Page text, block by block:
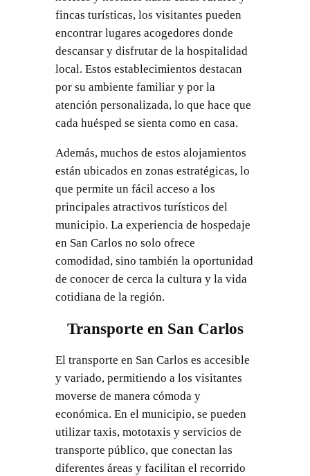
fincas turísticas, los visitantes pueden
encontrar lugares acogedores donde
descansar y disfrutar de la hospitalidad
local. Estos establecimientos destacan
por su ambiente familiar y por la
atención personalizada, lo que hace que
cada huésped se sienta como en casa.
Además, muchos de estos alojamientos
están ubicados en zonas estratégicas, lo
que permite un fácil acceso a los
principales atractivos turísticos del
municipio. La experiencia de hospedaje
en San Carlos no solo ofrece
comodidad, sino también la oportunidad
de conocer de cerca la cultura y la vida
cotidiana de la región.
Transporte en San Carlos
El transporte en San Carlos es accesible
y variado, permitiendo a los visitantes
moverse de manera cómoda y
económica. En el municipio, se pueden
utilizar taxis, mototaxis y servicios de
transporte público, que conectan las
diferentes áreas y facilitan el recorrido